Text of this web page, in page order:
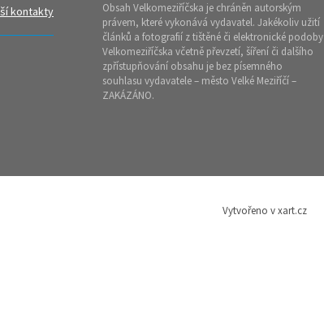
kontakty
Obsah Velkomeziříčska je chráněn autorským
právem, které vykonává vydavatel. Jakékoliv užití
článků a fotografií z tištěné či elektronické podoby
Velkomeziříčska včetně převzetí, šíření či dalšího
zpřístupňování obsahu je bez písemného
souhlasu vydavatele – město Velké Meziříčí –
ZAKÁZÁNO.
Vytvořeno v xart.cz